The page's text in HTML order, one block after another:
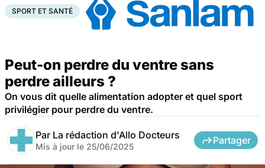
SPORT ET SANTÉ
Peut-on perdre du ventre sans
perdre ailleurs ?
On vous dit quelle alimentation adopter et quel sport
privilégier pour perdre du ventre.
Par La rédaction d'Allo Docteurs
Mis à jour le 25/06/2025
Partager